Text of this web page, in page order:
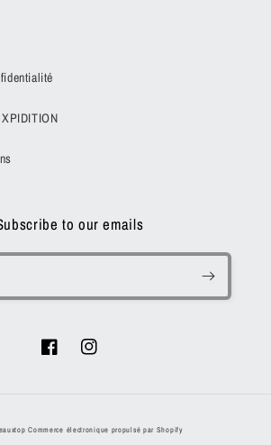
to our emails
FacebookInstagram
Commerce électronique propulsé par Shopify